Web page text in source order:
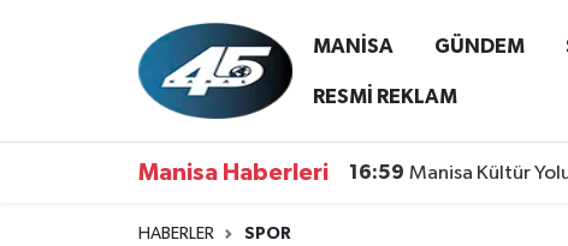
MANİSA GÜNDEM
RESMİ REKLAM
Manisa Haberleri 16:59 Manisa Kültür
HABERLER SPOR
MANİSA
Hava Durumu